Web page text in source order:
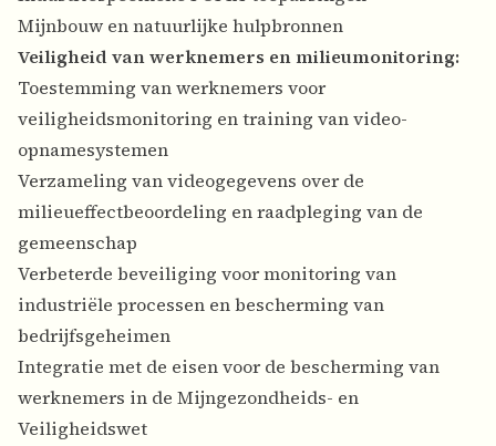
Mijnbouw en natuurlijke hulpbronnen
Veiligheid van werknemers en milieumonitoring:
Toestemming van werknemers voor
veiligheidsmonitoring en training van video-
opnamesystemen
Verzameling van videogegevens over de
milieueffectbeoordeling en raadpleging van de
gemeenschap
Verbeterde beveiliging voor monitoring van
industriële processen en bescherming van
bedrijfsgeheimen
Integratie met de eisen voor de bescherming van
werknemers in de Mijngezondheids- en
Veiligheidswet